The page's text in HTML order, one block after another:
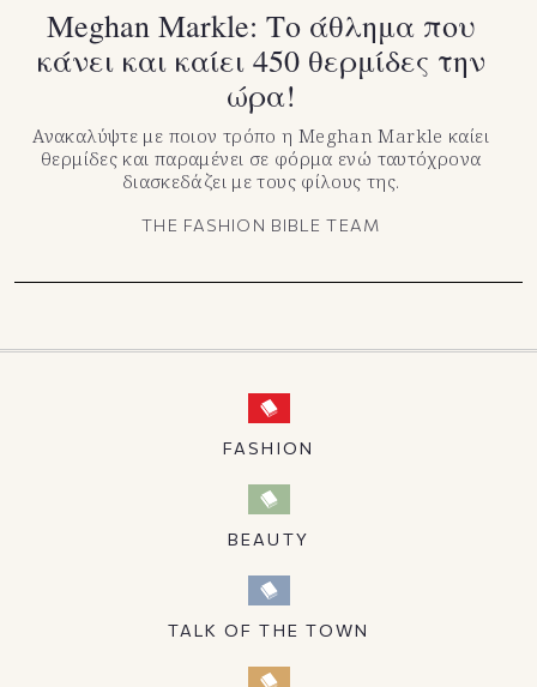
Meghan Markle: Το άθλημα που
κάνει και καίει 450 θερμίδες την
ώρα!
Ανακαλύψτε με ποιον τρόπο η Meghan Markle καίει
θερμίδες και παραμένει σε φόρμα ενώ ταυτόχρονα
διασκεδάζει με τους φίλους της.
THE FASHION BIBLE TEAM
FASHION
BEAUTY
TALK OF THE TOWN